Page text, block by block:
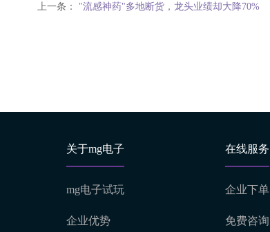
上一条： "流感神药"多地断货，龙头业绩却大降70%
关于mg电子
mg电子试玩
企业优势
在线服务
企业下单
免费咨询